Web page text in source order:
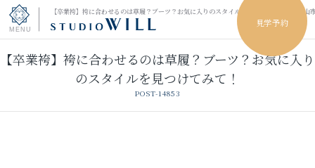
【卒業袴】袴に合わせるのは草履？ブーツ？お気に入りのスタイルを見つけてみて！｜小山
見学予約
トップページ
【卒業袴】袴に合わせるのは草履？ブーツ？お気に入り
のスタイルを見つけてみて！
POST-14853